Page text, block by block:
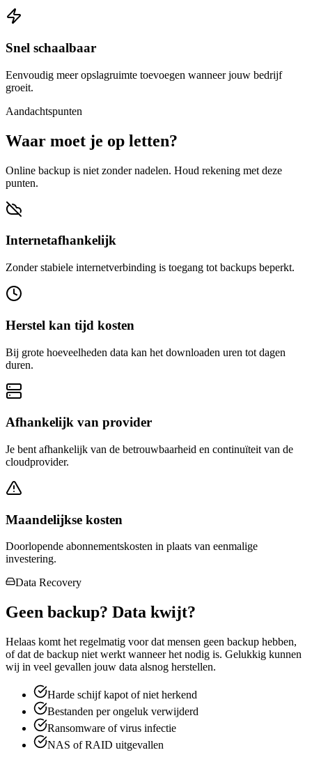
Snel schaalbaar
Eenvoudig meer opslagruimte toevoegen wanneer jouw bedrijf
groeit.
Aandachtspunten
Waar moet je op letten?
Online backup is niet zonder nadelen. Houd rekening met deze
punten.
Internetafhankelijk
Zonder stabiele internetverbinding is toegang tot backups beperkt.
Herstel kan tijd kosten
Bij grote hoeveelheden data kan het downloaden uren tot dagen
duren.
Afhankelijk van provider
Je bent afhankelijk van de betrouwbaarheid en continuïteit van de
cloudprovider.
Maandelijkse kosten
Doorlopende abonnementskosten in plaats van eenmalige
investering.
Data Recovery
Geen backup? Data kwijt?
Helaas komt het regelmatig voor dat mensen geen backup hebben,
of dat de backup niet werkt wanneer het nodig is. Gelukkig kunnen
wij in veel gevallen jouw data alsnog herstellen.
Harde schijf kapot of niet herkend
Bestanden per ongeluk verwijderd
Ransomware of virus infectie
NAS of RAID uitgevallen